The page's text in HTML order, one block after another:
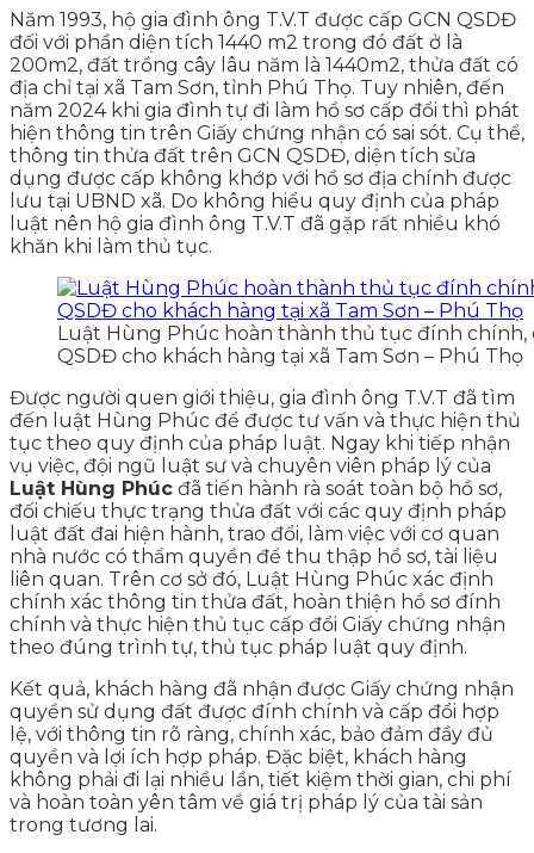
Năm 1993, hộ gia đình ông T.V.T được cấp GCN QSDĐ
đối với phần diện tích 1440 m2 trong đó đất ở là
200m2, đất trồng cây lâu năm là 1440m2, thửa đất có
địa chỉ tại xã Tam Sơn, tỉnh Phú Thọ. Tuy nhiên, đến
năm 2024 khi gia đình tự đi làm hồ sơ cấp đổi thì phát
hiện thông tin trên Giấy chứng nhận có sai sót. Cụ thể,
thông tin thửa đất trên GCN QSDĐ, diện tích sửa
dụng được cấp không khớp với hồ sơ địa chính được
lưu tại UBND xã. Do không hiểu quy định của pháp
luật nên hộ gia đình ông T.V.T đã gặp rất nhiều khó
khăn khi làm thủ tục.
Luật Hùng Phúc hoàn thành thủ tục đính chính,
QSDĐ cho khách hàng tại xã Tam Sơn – Phú Thọ
Được người quen giới thiệu, gia đình ông T.V.T đã tìm
đến luật Hùng Phúc để được tư vấn và thực hiện thủ
tục theo quy định của pháp luật. Ngay khi tiếp nhận
vụ việc, đội ngũ luật sư và chuyên viên pháp lý của
Luật Hùng Phúc đã tiến hành rà soát toàn bộ hồ sơ,
đối chiếu thực trạng thửa đất với các quy định pháp
luật đất đai hiện hành, trao đổi, làm việc với cơ quan
nhà nước có thẩm quyền để thu thập hồ sơ, tài liệu
liên quan. Trên cơ sở đó, Luật Hùng Phúc xác định
chính xác thông tin thửa đất, hoàn thiện hồ sơ đính
chính và thực hiện thủ tục cấp đổi Giấy chứng nhận
theo đúng trình tự, thủ tục pháp luật quy định.
Kết quả, khách hàng đã nhận được Giấy chứng nhận
quyền sử dụng đất được đính chính và cấp đổi hợp
lệ, với thông tin rõ ràng, chính xác, bảo đảm đầy đủ
quyền và lợi ích hợp pháp. Đặc biệt, khách hàng
không phải đi lại nhiều lần, tiết kiệm thời gian, chi phí
và hoàn toàn yên tâm về giá trị pháp lý của tài sản
trong tương lai.